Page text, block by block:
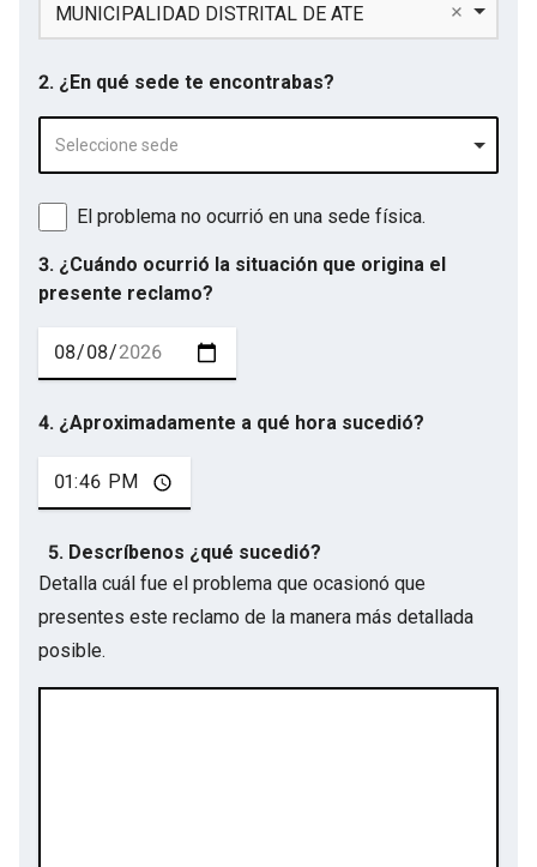
MUNICIPALIDAD DISTRITAL DE ATE
2. ¿En qué sede te encontrabas?
Seleccione sede
El problema no ocurrió en una sede física.
3. ¿Cuándo ocurrió la situación que origina el
presente reclamo?
4. ¿Aproximadamente a qué hora sucedió?
5. Descríbenos ¿qué sucedió?
Detalla cuál fue el problema que ocasionó que
presentes este reclamo de la manera más detallada
posible.